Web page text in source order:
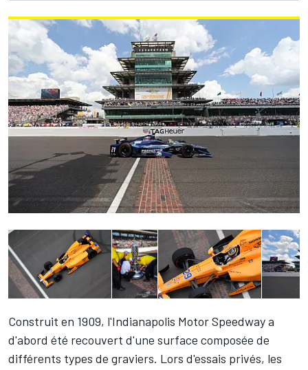
Construit en 1909, l'Indianapolis Motor Speedway a
d'abord été recouvert d'une surface composée de
différents types de graviers. Lors d'essais privés, les